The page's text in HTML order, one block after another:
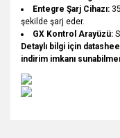
Entegre Şarj Cihazı:
şekilde şarj eder.
GX Kontrol Arayüzü:
Detaylı bilgi için
indirim imkanı